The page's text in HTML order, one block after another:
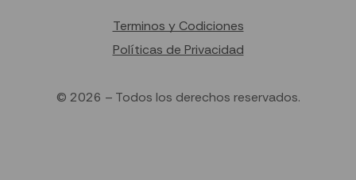
Terminos y Codiciones
Políticas de Privacidad
© 2026 – Todos los derechos reservados.